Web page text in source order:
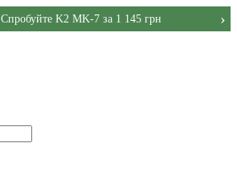
Спробуйте K2 MK-7 за 1 145 грн ›